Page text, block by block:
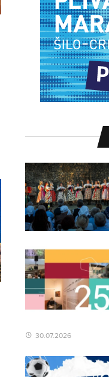
30.07.2026